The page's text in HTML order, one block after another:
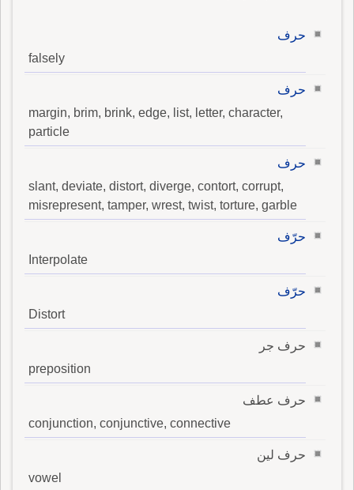
حرف
falsely
حرف
margin, brim, brink, edge, list, letter, character,
particle
حرف
slant, deviate, distort, diverge, contort, corrupt,
misrepresent, tamper, wrest, twist, torture, garble
حرّف
Interpolate
حرّف
Distort
حرف جر
preposition
حرف عطف
conjunction, conjunctive, connective
حرف لين
vowel